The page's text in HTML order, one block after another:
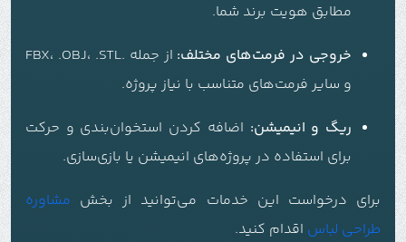
مطابق هویت برند شما.
خروجی در فرمت‌های مختلف:
از جمله .FBX، .OBJ، .STL
و سایر فرمت‌های متناسب با نیاز پروژه.
ریگ و انیمیشن: اضافه کردن استخوان‌بندی و حرکت
برای استفاده در پروژه‌های انیمیشن یا بازی‌سازی.
برای درخواست این خدمات می‌توانید از بخش مشاوره
طراحی لباس اقدام کنید.